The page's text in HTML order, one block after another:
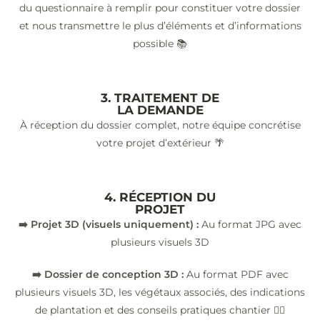
du questionnaire à remplir pour constituer votre dossier
et nous transmettre le plus d’éléments et d’informations
possible 📚
3. TRAITEMENT DE
LA DEMANDE
À réception du dossier complet, notre équipe concrétise
votre projet d’extérieur 🌴
4. RÉCEPTION DU
PROJET
➡️ Projet 3D (visuels uniquement) : Au format JPG avec
plusieurs visuels 3D
➡️ Dossier de conception 3D :Au format PDF avec
plusieurs visuels 3D, les végétaux associés, des indications
de plantation et des conseils pratiques chantier 👷‍♂️